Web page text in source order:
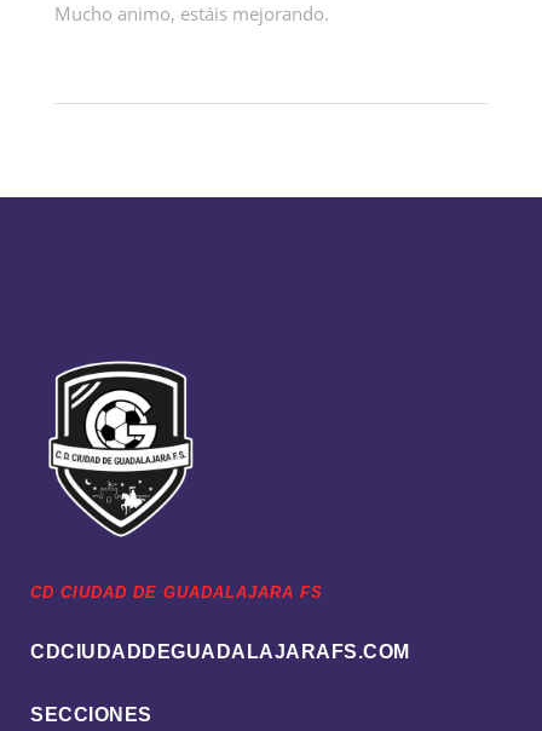
Mucho animo, estáis mejorando.
CD CIUDAD DE GUADALAJARA FS
CDCIUDADDEGUADALAJARAFS.COM
SECCIONES